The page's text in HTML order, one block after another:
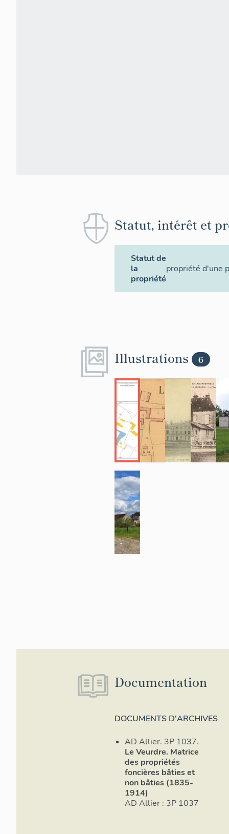
Statut, intérêt et
Statut de
la
propriété
propriété d'une
Illustrations 6
Documentation
DOCUMENTS D'ARCHIVES
AD Allier. 3P 1037.
Le Veurdre. Matrice
des propriétés
foncières bâties et
non bâties (1835-
1914)
AD Allier : 3P 1037